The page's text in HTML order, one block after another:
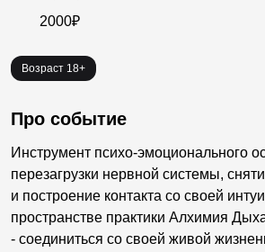
2000₽
Возраст 18+
Про событие
Инструмент психо-эмоционального
перезагрузки нервной системы,
и построение контакта со своей
пространстве практики Aлхимия
- соединиться со своей живой